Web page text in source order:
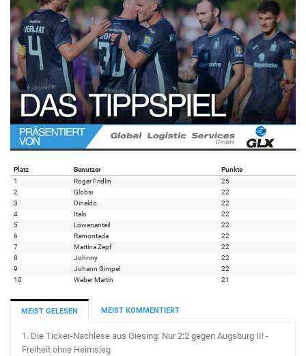
Platz Benutzer
Punkte
1
Roger Fridlin
25
2
Globsi
22
3
Dinaldo
22
4
Italo
22
5
Löwenanteil
22
6
Ramontada
22
7
Martina Zepf
22
8
Johnny
22
9
Johann Gimpel
22
10
Weber Martin 21
MEIST GELESEN MEIST KOMMENTIERT
1. Die Ticker-Nachlese aus Giesing: Nur 2:2 gegen Augsburg II! -
Freiheit ohne Heimsieg